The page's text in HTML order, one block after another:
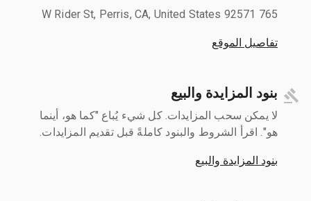
765 W Rider St, Perris, CA, United States 92571
تفاصيل الموقع
بنود المزايدة والبيع
لا يمكن سحب المزايدات. كل شيء يُباع "كما هو، أينما
هو". اقرأ الشروط والبنود كاملةً قبل تقديم المزايدات.
بنود المزايدة والبيع